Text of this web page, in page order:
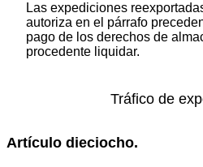
Las expediciones
autoriza en el párrafo
pago de los derechos de
procedente liquidar.
Tráfico de
Artículo dieciocho.